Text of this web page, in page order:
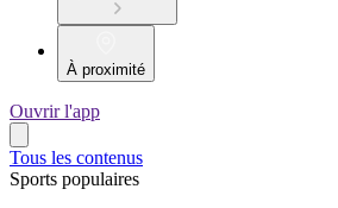
À proximité
Ouvrir l'app
Tous les contenus
Sports populaires